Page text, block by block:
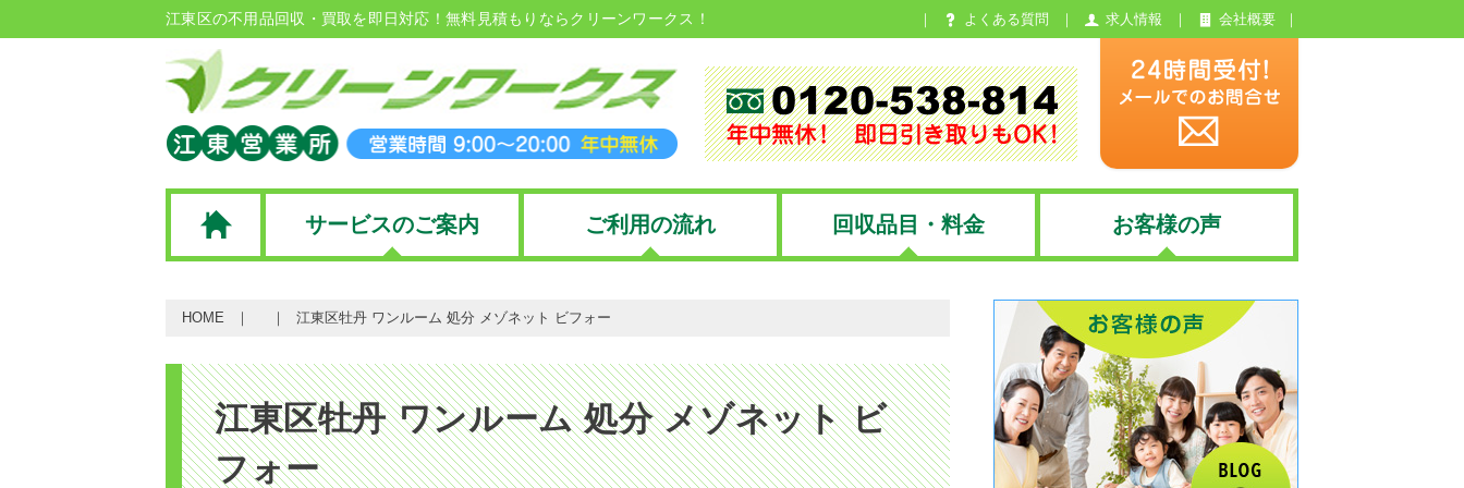
江東区の不用品回収・買取を即日対応！無料見積もりならクリーンワークス！ よくある質問 求人情報 会社概要
サービスのご案内 ご利用の流れ 回収品目・料金 お客様の声
HOME 江東区牡丹 ワンルーム 処分 メゾネット ビフォー
江東区牡丹 ワンルーム 処分 メゾネット ビ
フォー